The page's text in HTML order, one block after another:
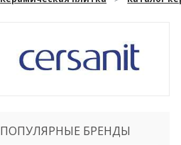
ПОПУЛЯРНЫЕ БРЕНДЫ